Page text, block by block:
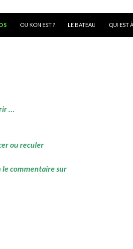
OU KON EST ? LE BATEAU QUI EST
…
ou reculer
le commentaire sur